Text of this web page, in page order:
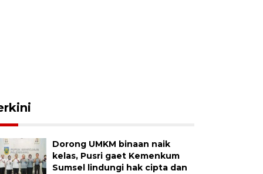
Dorong UMKM binaan naik
kelas, Pusri gaet Kemenkum
Sumsel lindungi hak cipta dan